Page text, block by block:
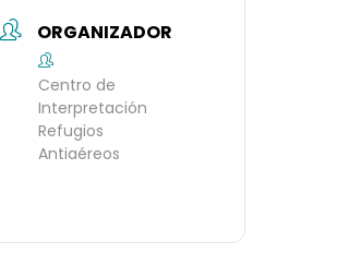
ORGANIZADOR
Centro de
Interpretación
Refugios
Antiaéreos